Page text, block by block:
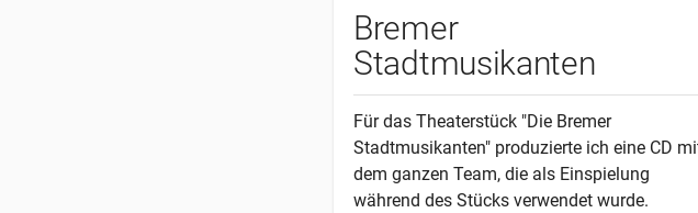
Bremer
Stadtmusikanten
Für das Theaterstück "Die Bremer
Stadtmusikanten" produzierte ich eine CD
dem ganzen Team, die als Einspielung
während des Stücks verwendet wurde.